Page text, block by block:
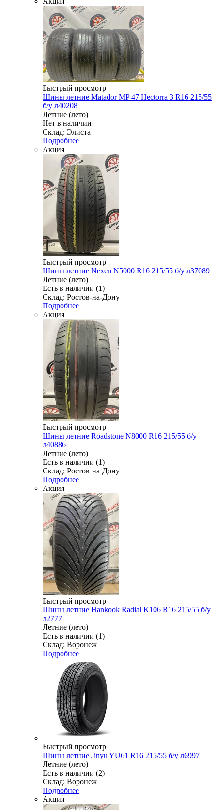
Быстрый просмотр
Шины летние Matador MP 47 Hectorra 3 R16 215/55
б/у л40208
Летние (лето)
Нет в наличии
Склад: Элиста
Подробнее
Акция
Быстрый просмотр
Шины летние Nexen N5000 R16 215/55 б/у л37089
Летние (лето)
Есть в наличии (1)
Склад: Ростов-на-Дону
Подробнее
Акция
Быстрый просмотр
Шины летние Roadstone N8000 R16 215/55 б/у
л40886
Летние (лето)
Есть в наличии (1)
Склад: Ростов-на-Дону
Подробнее
Акция
Быстрый просмотр
Шины летние Hankook Radial K106 R16 215/55 б/у
л2777
Летние (лето)
Есть в наличии (1)
Склад: Воронеж
Подробнее
Быстрый просмотр
Шины летние Jinyu YU61 R16 215/55 б/у л6997
Летние (лето)
Есть в наличии (2)
Склад: Воронеж
Подробнее
Акция